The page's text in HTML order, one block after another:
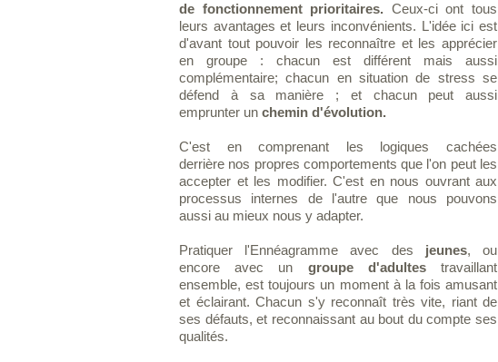
de fonctionnement prioritaires. Ceux-ci ont tous
leurs avantages et leurs inconvénients. L'idée ici est
d'avant tout pouvoir les reconnaître et les apprécier
en groupe : chacun est différent mais aussi
complémentaire; chacun en situation de stress se
défend à sa manière ; et chacun peut aussi
emprunter un chemin d'évolution.
C'est en comprenant les logiques cachées
derrière nos propres comportements que l'on peut les
accepter et les modifier. C'est en nous ouvrant aux
processus internes de l'autre que nous pouvons
aussi au mieux nous y adapter.
Pratiquer l'Ennéagramme avec des jeunes, ou
encore avec un groupe d'adultestravaillant
ensemble, est toujours un moment à la fois amusant
et éclairant. Chacun s'y reconnaît très vite, riant de
ses défauts, et reconnaissant au bout du compte ses
qualités.